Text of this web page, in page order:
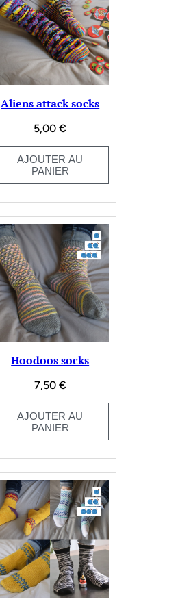
Aliens attack socks
5,00€
AJOUTER AU
PANIER
Hoodoos socks
7,50 €
AJOUTER AU
PANIER